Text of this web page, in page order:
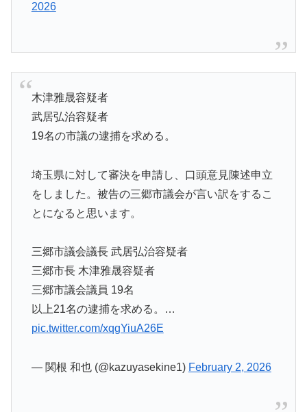
2026
木津雅晟容疑者
武居弘治容疑者
19名の市議の逮捕を求める。
埼玉県に対して審決を申請し、口頭意見陳述申立
をしました。被告の三郷市議会が言い訳をするこ
とになると思います。
三郷市議会議長 武居弘治容疑者
三郷市長 木津雅晟容疑者
三郷市議会議員 19名
以上21名の逮捕を求める。…
pic.twitter.com/xqgYiuA26E
— 関根 和也 (@kazuyasekine1) February 2, 2026